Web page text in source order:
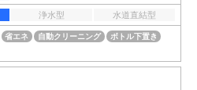
浄水型
水道直結型
省エネ 自動クリーニング
ボトル下置き